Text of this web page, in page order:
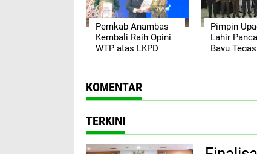
Pemkab Anambas
Kembali Raih Opini
WTP atas LKPD
Pimpin
Lahir
Bayu
KOMENTAR
TERKINI